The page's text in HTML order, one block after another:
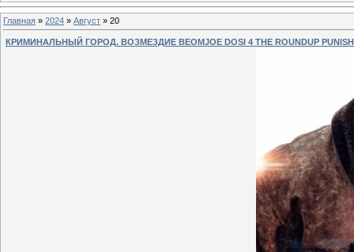
Главная » 2024 » Август » 20
КРИМИНАЛЬНЫЙ ГОРОД. ВОЗМЕЗДИЕ BEOMJOE DOSI 4 THE ROUNDUP